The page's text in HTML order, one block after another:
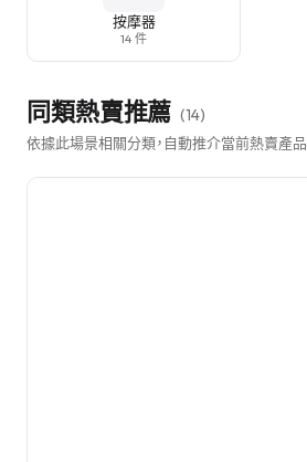
按摩器
14 件
同類熱賣推薦 (14)
依據此場景相關分類，自動推介當前熱賣產品